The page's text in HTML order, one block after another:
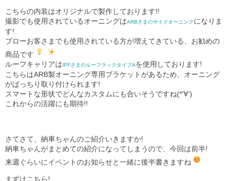
こちらの内装はオリジナルで製作しております!!
撮影でも使用されているオーニングはARBさまのサイドオーニングになりま
す!
ブローお客さまでも使用されている方が増えてきている、お勧めの
商品です
ルーフキャリアはIPFさまのルーフラックタイプAを使用しております!
こちらはARB製オーニング専用ブラケットがあるため、オーニング
がばっちり取り付けられます!
スマートな形状でどんなカスタムにも合いそうですね(*‘∀‘)
これからの活躍にも期待!!
さてさて、納車ちゃんのご紹介いきますか!
納車ちゃんがまとめての紹介になってしまうので、今回は前半!
来週ぐらいにイベントのお知らせと一緒に後半書きますね
まずはこちら!